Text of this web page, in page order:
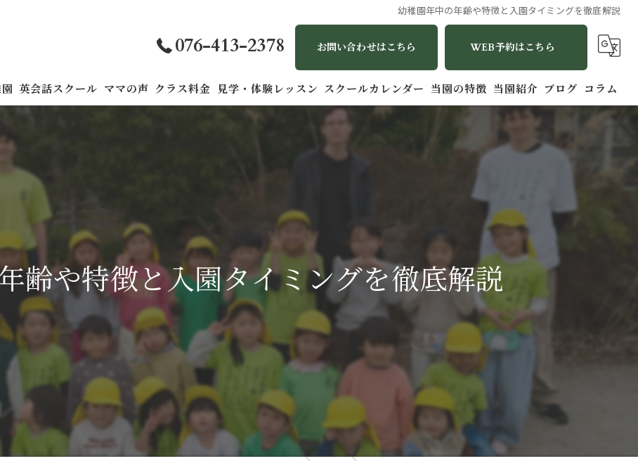
幼稚園年中の年齢や特徴と入園タイミングを徹底解説
076-413-2378 お問い合わせはこちら WEB予約はこちら
英会話スクール ママの声 クラス料金 見学・体験レッスン スクールカレンダー 当園の特徴
1歳
当園紹介 ブログ コラム
齢や特徴と入園タイミングを徹底解説